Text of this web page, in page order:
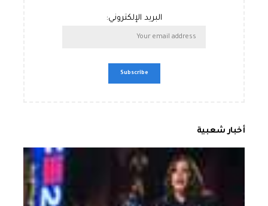
البريد الإلكتروني:
أخبار شعبية